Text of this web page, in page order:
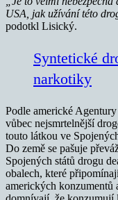
USA, jak užívání této
podotkl Lisický.
Syntetické
narkotiky
Podle americké
vůbec nejsmrtelnější
touto látkou ve
Do země se pašuje
Spojených států drogu
obalech, které
amerických konzumentů